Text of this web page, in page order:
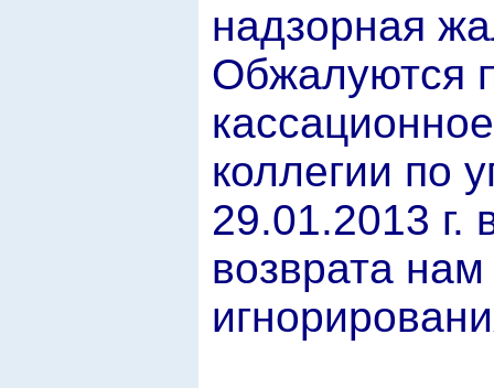
надзорная
Обжалуются
коллегии по
29.01.2013 г.
возврата